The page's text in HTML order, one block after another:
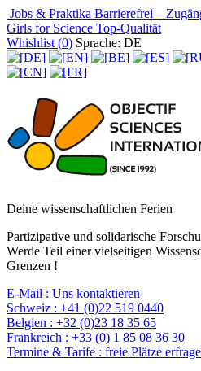
Jobs & Praktika Barrierefrei –
Girls for Science Top-Qualität
Whishlist (0) Sprache: DE
Deine wissenschaftlichen Ferien
Partizipative und solidarische
Werde Teil einer vielseitigen
Grenzen !
E-Mail : Uns kontaktieren
Schweiz : +41 (0)22 519 0440
Belgien : +32 (0)23 18 35 65
Frankreich : +33 (0) 1 85 08 36 30
Termine & Tarife : freie Plätze